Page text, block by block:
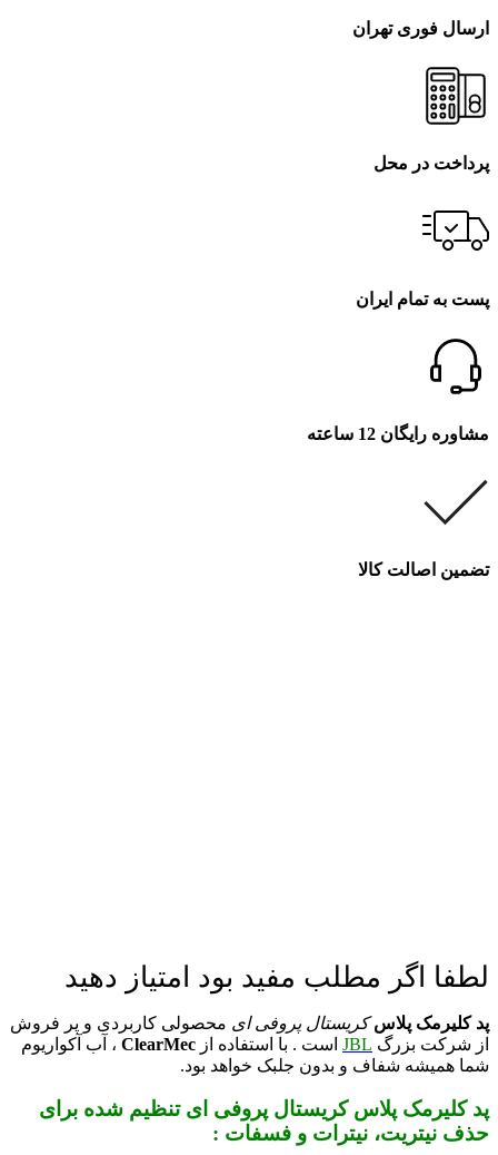
ارسال فوری تهران
پرداخت در محل
پست به تمام ایران
مشاوره رایگان 12 ساعته
تضمین اصالت کالا
لطفا اگر مطلب مفید بود امتیاز دهید
پد کلیرمک پلاس کریستال پروفی ای محصولی کاربردی و پر فروش
از شرکت بزرگ JBL است . با استفاده از ClearMec ، آب آکواریوم
شما همیشه شفاف و بدون جلبک خواهد بود.
پد کلیرمک پلاس کریستال پروفی ای تنظیم شده برای
حذف نیتریت، نیترات و فسفات :